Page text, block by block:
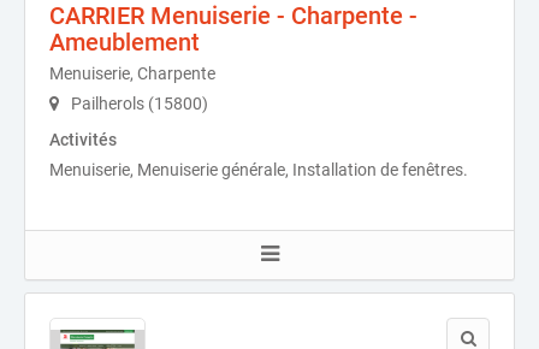
CARRIER Menuiserie - Charpente -
Ameublement
Menuiserie, Charpente
Pailherols (15800)
Activités
Menuiserie, Menuiserie générale, Installation de fenêtres.